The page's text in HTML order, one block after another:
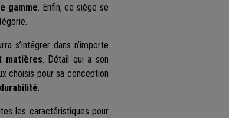
gamme. Enfin, ce siège se
s’intégrer dans n’importe
matières. Détail qui a son
choisis pour sa conception
.
les caractéristiques pour